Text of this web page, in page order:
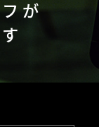
が